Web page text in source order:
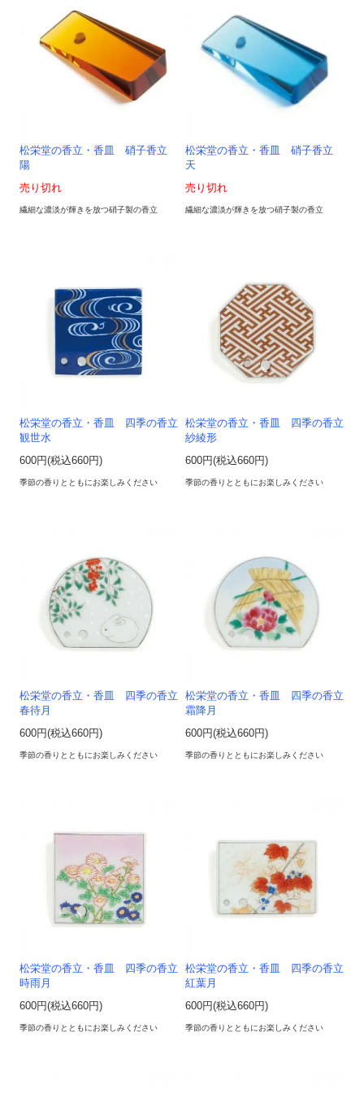
松栄堂の香立・香皿 硝子香立
陽
売り切れ
繊細な濃淡が輝きを放つ硝子製の香立
松栄堂の香立・香皿 硝子香立
天
売り切れ
繊細な濃淡が輝きを放つ硝子製の香立
松栄堂の香立・香皿 四季の香立
観世水
600円(税込660円)
季節の香りとともにお楽しみください
松栄堂の香立・香皿 四季の香立
紗綾形
600円(税込660円)
季節の香りとともにお楽しみください
松栄堂の香立・香皿 四季の香立
春待月
600円(税込660円)
季節の香りとともにお楽しみください
松栄堂の香立・香皿 四季の香立
霜降月
600円(税込660円)
季節の香りとともにお楽しみください
松栄堂の香立・香皿 四季の香立
時雨月
600円(税込660円)
季節の香りとともにお楽しみください
松栄堂の香立・香皿 四季の香立
紅葉月
600円(税込660円)
季節の香りとともにお楽しみください